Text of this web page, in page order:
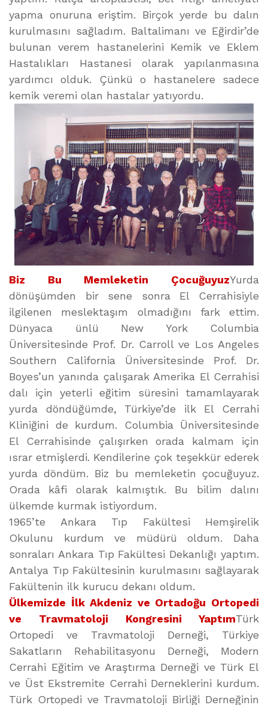
yapma onuruna eriştim. Birçok yerde bu dalın
kurulmasını sağladım. Baltalimanı ve Eğirdir’de
bulunan verem hastanelerini Kemik ve Eklem
Hastalıkları Hastanesi olarak yapılanmasına
yardımcı olduk. Çünkü o hastanelere sadece
kemik veremi olan hastalar yatıyordu.
Biz Bu Memleketin ÇocuğuyuzYurda
dönüşümden bir sene sonra El Cerrahisiyle
ilgilenen meslektaşım olmadığını fark ettim.
Dünyaca ünlü New York Columbia
Üniversitesinde Prof. Dr. Carroll ve Los Angeles
Southern California Üniversitesinde Prof. Dr.
Boyes’un yanında çalışarak Amerika El Cerrahisi
dalı için yeterli eğitim süresini tamamlayarak
yurda döndüğümde, Türkiye’de ilk El Cerrahi
Kliniğini de kurdum. Columbia Üniversitesinde
El Cerrahisinde çalışırken orada kalmam için
ısrar etmişlerdi. Kendilerine çok teşekkür ederek
yurda döndüm. Biz bu memleketin çocuğuyuz.
Orada kâfi olarak kalmıştık. Bu bilim dalını
ülkemde kurmak istiyordum.
1965’te Ankara Tıp Fakültesi Hemşirelik
Okulunu kurdum ve müdürü oldum. Daha
sonraları Ankara Tıp Fakültesi Dekanlığı yaptım.
Antalya Tıp Fakültesinin kurulmasını sağlayarak
Fakültenin ilk kurucu dekanı oldum.
Ülkemizde İlk Akdeniz ve Ortadoğu Ortopedi
ve Travmatoloji Kongresini YaptımTürk
Ortopedi ve Travmatoloji Derneği, Türkiye
Sakatların Rehabilitasyonu Derneği, Modern
Cerrahi Eğitim ve Araştırma Derneği ve Türk El
ve Üst Ekstremite Cerrahi Derneklerini kurdum.
Türk Ortopedi ve Travmatoloji Birliği Derneğinin